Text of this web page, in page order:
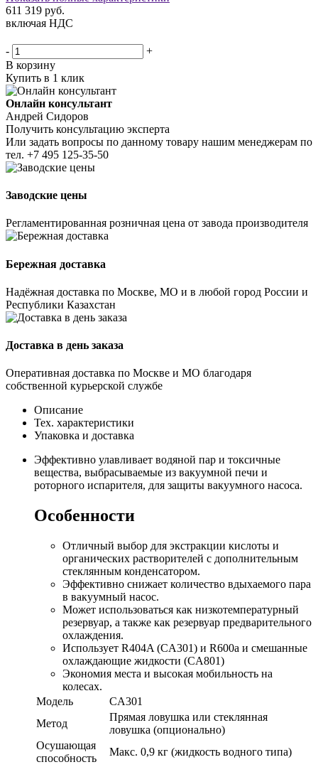
611 319 руб.
включая НДС
-
+
В корзину
Купить в 1 клик
Онлайн консультант
Андрей Сидоров
Получить консультацию эксперта
Или задать вопросы по данному товару нашим менеджерам по
тел. +7 495 125-35-50
Заводские цены
Регламентированная розничная цена от завода производителя
Бережная доставка
Надёжная доставка по Москве, МО и в любой город России и
Республики Казахстан
Доставка в день заказа
Оперативная доставка по Москве и МО благодаря
собственной курьерской службе
Описание
Тех. характеристики
Упаковка и доставка
Эффективно улавливает водяной пар и токсичные
вещества, выбрасываемые из вакуумной печи и
роторного испарителя, для защиты вакуумного насоса.
Особенности
Отличный выбор для экстракции кислоты и
органических растворителей с дополнительным
стеклянным конденсатором.
Эффективно снижает количество вдыхаемого пара
в вакуумный насос.
Может использоваться как низкотемпературный
резервуар, а также как резервуар предварительного
охлаждения.
Использует R404A (CA301) и R600a и смешанные
охлаждающие жидкости (CA801)
Экономия места и высокая мобильность на
колесах.
Модель
CA301
Метод
Прямая ловушка или стеклянная
ловушка (опционально)
Осушающая
способность
Макс. 0,9 кг (жидкость водного типа)